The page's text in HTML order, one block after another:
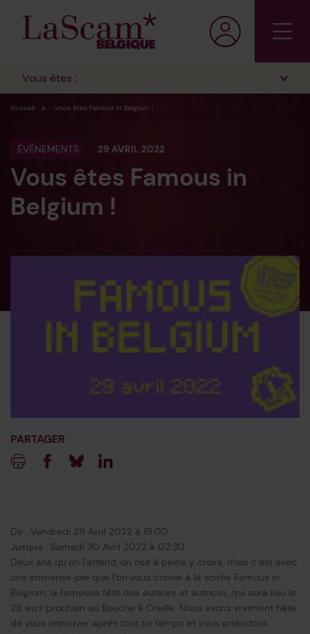
Vous êtes :
Accueil Vous êtes Famous in Belgium !
ÉVÉNEMENTS 29 AVRIL 2022
Vous êtes Famous in
Belgium !
PARTAGER
De : Vendredi 29 Avril 2022 à 19:00
Jusque : Samedi 30 Avril 2022 à 02:30
Deux ans qu’on l’attend, on ose à peine y croire, mais c’est avec
une immense joie que l’on vous convie à la soirée Famous in
Belgium, la fameuse fête des auteurs et autrices, qui aura lieu le
29 avril prochain au Bouche à Oreille. Nous avons vraiment hâte
de vous retrouver après tout ce temps et vous attendons